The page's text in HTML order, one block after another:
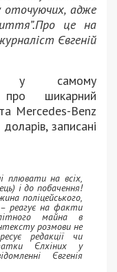
оточуючих, адже
це на
Євгеній
у самому
про шикарний
Mercedes-Benz
записані
плювати на всіх,
і до побачення!
поліцейського,
реагує на факти
майна в
розмови не
редакції чи
Єлхіних у
Євгенія